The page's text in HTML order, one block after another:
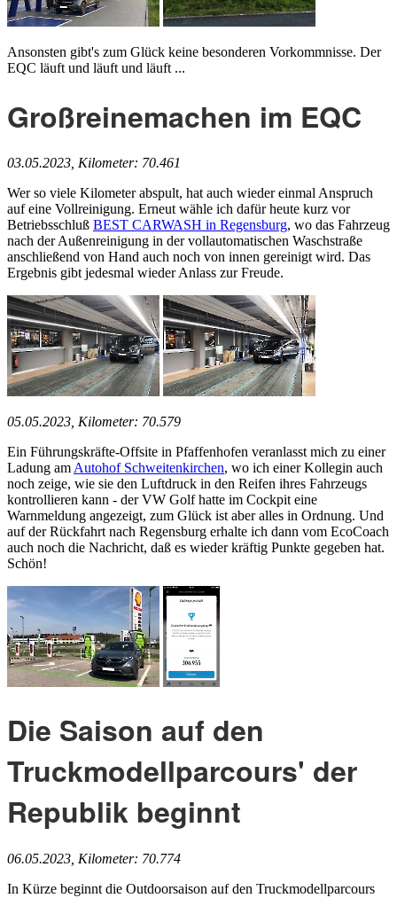
Ansonsten gibt's zum Glück keine besonderen Vorkommnisse. Der
EQC läuft und läuft und läuft ...
Großreinemachen im EQC
03.05.2023, Kilometer: 70.461
Wer so viele Kilometer abspult, hat auch wieder einmal Anspruch
auf eine Vollreinigung. Erneut wähle ich dafür heute kurz vor
Betriebsschluß BEST CARWASH in Regensburg, wo das Fahrzeug
nach der Außenreinigung in der vollautomatischen Waschstraße
anschließend von Hand auch noch von innen gereinigt wird. Das
Ergebnis gibt jedesmal wieder Anlass zur Freude.
05.05.2023, Kilometer: 70.579
Ein Führungskräfte-Offsite in Pfaffenhofen veranlasst mich zu einer
Ladung am Autohof Schweitenkirchen, wo ich einer Kollegin auch
noch zeige, wie sie den Luftdruck in den Reifen ihres Fahrzeugs
kontrollieren kann - der VW Golf hatte im Cockpit eine
Warnmeldung angezeigt, zum Glück ist aber alles in Ordnung. Und
auf der Rückfahrt nach Regensburg erhalte ich dann vom EcoCoach
auch noch die Nachricht, daß es wieder kräftig Punkte gegeben hat.
Schön!
Die Saison auf den
Truckmodellparcours' der
Republik beginnt
06.05.2023, Kilometer: 70.774
In Kürze beginnt die Outdoorsaison auf den Truckmodellparcours